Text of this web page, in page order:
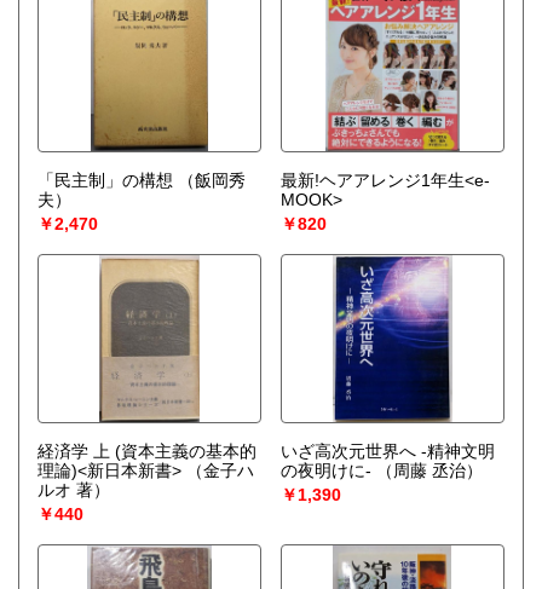
「民主制」の構想
（飯岡秀
夫）
￥2,470
最新!ヘアアレンジ1年生<e-
MOOK>
￥820
経済学 上 (資本主義の基本的
理論)<新日本新書>
（金子ハ
ルオ 著）
￥440
いざ高次元世界へ -精神文明
の夜明けに-
（周藤 丞治）
￥1,390